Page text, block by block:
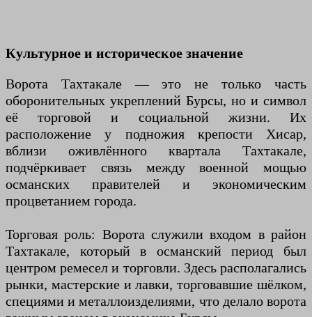
Культурное и историческое значение
Ворота Тахтакале — это не только часть
оборонительных укреплений Бурсы, но и символ
её торговой и социальной жизни. Их
расположение у подножия крепости Хисар,
вблизи оживлённого квартала Тахтакале,
подчёркивает связь между военной мощью
османских правителей и экономическим
процветанием города.
Торговая роль: Ворота служили входом в район
Тахтакале, который в османский период был
центром ремесел и торговли. Здесь располагались
рынки, мастерские и лавки, торговавшие шёлком,
специями и металлоизделиями, что делало ворота